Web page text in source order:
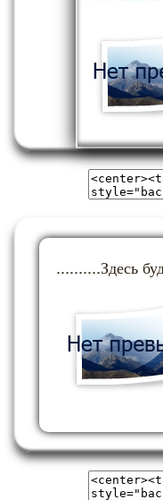
..........Здесь